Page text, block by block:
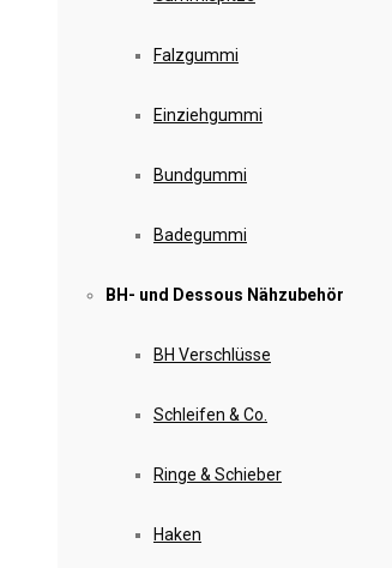
Falzgummi
Einziehgummi
Bundgummi
Badegummi
BH- und Dessous Nähzubehör
BH Verschlüsse
Schleifen & Co.
Ringe & Schieber
Haken